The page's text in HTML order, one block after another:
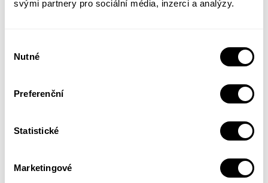
svými partnery pro sociální média, inzerci a analýzy.
souhlasu
Nutné
Preferenční
Statistické
Marketingové
přímo koketování s nebezpečím mohou
nezřídka mívají - jak zjišťuje nejedna z
přímo tragické důsledky.